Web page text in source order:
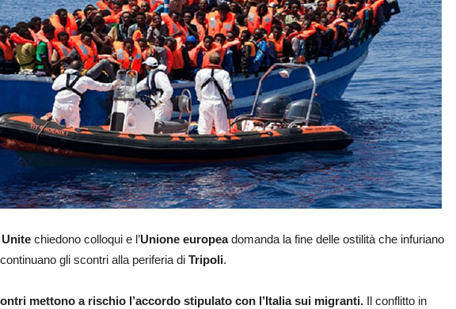
chiedono colloqui e l’Unione europeadomanda la fine delle ostilità che infuriano
gli scontri alla periferia di Tripoli.
mettono a rischio l’accordo stipulato con l’Italia sui migranti. Il conflitto in